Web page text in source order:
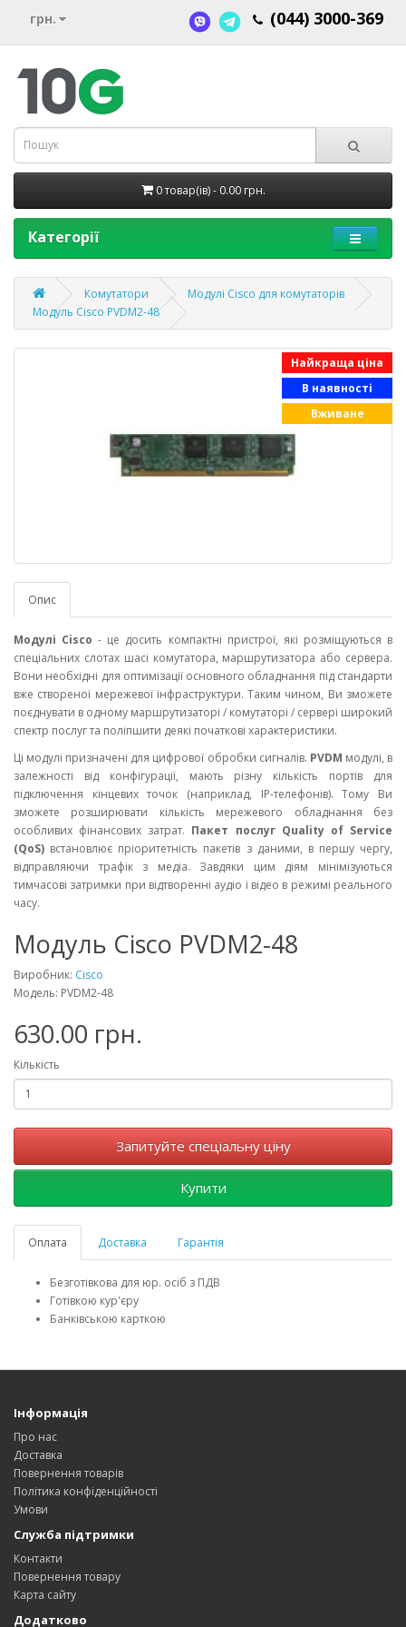
грн. (044) 3000-369
0 товар(ів) - 0.00 грн.
Категорії
Комутатори
Модулі Cisco для комутаторів
Модуль Cisco PVDM2-48
Найкраща ціна
В наявності
Вживане
Опис
Модулі Cisco- це досить компактні пристрої, які розміщуються в
спеціальних слотах шасі комутатора, маршрутизатора або сервера.
Вони необхідні для оптимізації основного обладнання під стандарти
вже створеної мережевої інфраструктури. Таким чином, Ви зможете
поєднувати в одному маршрутизаторі / комутаторі / сервері широкий
спектр послуг та поліпшити деякі початкові характеристики.
Ці модулі призначені для цифрової обробки сигналів. PVDM модулі, в
залежності від конфігурації, мають різну кількість портів для
підключення кінцевих точок (наприклад, IP-телефонів). Тому Ви
зможете розширювати кількість мережевого обладнання без
особливих фінансових затрат. Пакет послуг Quality of Service
(QoS) встановлює пріоритетність пакетів з даними, в першу чергу,
відправляючи трафік з медіа. Завдяки цим діям мінімізуються
тимчасові затримки при відтворенні аудіо і відео в режимі реального
часу.
Модуль Cisco PVDM2-48
Виробник: Cisco
Модель: PVDM2-48
630.00 грн.
Кількість
Запитуйте спеціальну ціну
Купити
Оплата Доставка Гарантія
Безготівкова для юр. осіб з ПДВ
Готівкою кур'єру
Банківською карткою
Інформація
Про нас
Доставка
Повернення товарів
Політика конфіденційності
Умови
Служба підтримки
Контакти
Повернення товару
Карта сайту
Додатково